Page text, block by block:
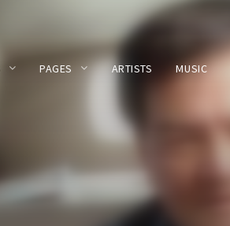
PAGES ARTISTS MUSIC